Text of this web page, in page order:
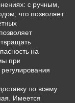
с ручным,
что позволяет
на
при
по всему
Имеется